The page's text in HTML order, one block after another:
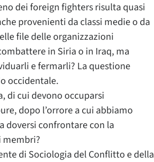
dei foreign fighters risulta quasi
provenienti da classi medie o da
file delle organizzazioni
in Siria o in Iraq, ma
e fermarli? La questione
occidentale.
di cui devono occuparsi
dopo l’orrore a cui abbiamo
doversi confrontare con la
membri?
di Sociologia del Conflitto e della